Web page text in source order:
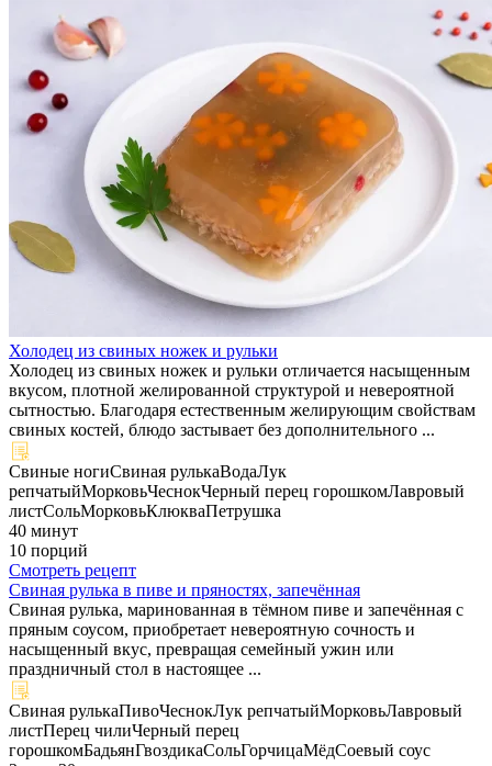
Холодец из свиных ножек и рульки
Холодец из свиных ножек и рульки отличается насыщенным
вкусом, плотной желированной структурой и невероятной
сытностью. Благодаря естественным желирующим свойствам
свиных костей, блюдо застывает без дополнительного ...
Свиные ногиСвиная рулькаВодаЛук
репчатыйМорковьЧеснокЧерный перец горошкомЛавровый
листСольМорковьКлюкваПетрушка
40 минут
10 порций
Смотреть рецепт
Свиная рулька в пиве и пряностях, запечённая
Свиная рулька, маринованная в тёмном пиве и запечённая с
пряным соусом, приобретает невероятную сочность и
насыщенный вкус, превращая семейный ужин или
праздничный стол в настоящее ...
Свиная рулькаПивоЧеснокЛук репчатыйМорковьЛавровый
листПерец чилиЧерный перец
горошкомБадьянГвоздикаСольГорчицаМёдСоевый соус